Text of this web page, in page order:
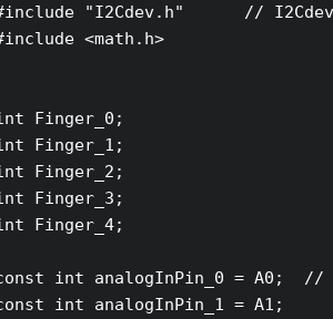
"I2Cdev.h"      // I2Cdev
<math.h>
Finger_0;
Finger_1;
Finger_2;
Finger_3;
Finger_4;
int analogInPin_0 = A0;  //
int analogInPin_1 = A1;